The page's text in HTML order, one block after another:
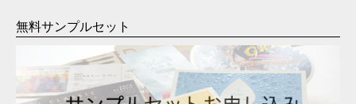
無料サンプルセット